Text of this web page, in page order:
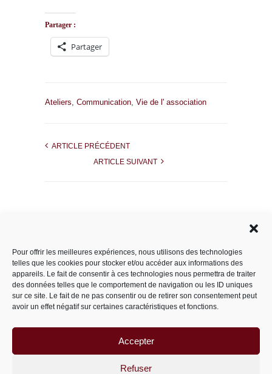
Pour offrir les meilleures expériences, nous utilisons des technologies
telles que les cookies pour stocker et/ou accéder aux informations des
appareils. Le fait de consentir à ces technologies nous permettra de traiter
des données telles que le comportement de navigation ou les ID uniques
sur ce site. Le fait de ne pas consentir ou de retirer son consentement peut
avoir un effet négatif sur certaines caractéristiques et fonctions.
Accepter
Refuser
Partager :
Partager
Ateliers, Communication, Vie de l' association
ARTICLE PRÉCÉDENT
ARTICLE SUIVANT
Catégories